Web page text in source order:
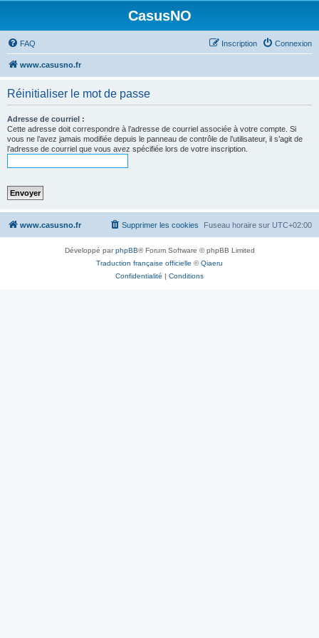
CasusNO
FAQ Connexion
Inscription
www.casusno.fr
Réinitialiser le mot de passe
Adresse de courriel :
Cette adresse doit correspondre à l’adresse de courriel associée à votre compte. Si
vous ne l’avez jamais modifiée depuis le panneau de contrôle de l’utilisateur, il s’agit de
l’adresse de courriel que vous avez spécifiée lors de votre inscription.
www.casusno.fr Fuseau horaire sur UTC+02:00
Supprimer les cookies
Développé parphpBB® Forum Software © phpBB Limited
Traduction française officielle ©Qiaeru
Confidentialité | Conditions